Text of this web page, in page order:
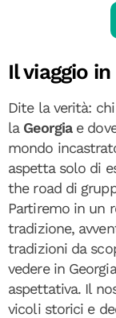
Il viaggio
Dite la verità:
la Georgia e
mondo
aspetta solo di
the road di
Partiremo in un
tradizione,
tradizioni da
vedere in
aspettativa. Il
vicoli storici e